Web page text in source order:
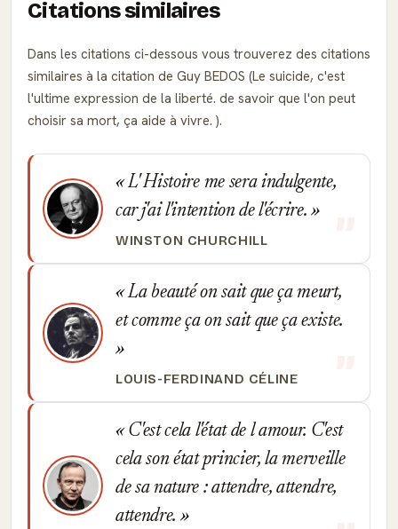
Citations similaires
Dans les citations ci-dessous vous trouverez des citations
similaires à la citation de Guy BEDOS (Le suicide, c'est
l'ultime expression de la liberté. de savoir que l'on peut
choisir sa mort, ça aide à vivre. ).
L' Histoire me sera indulgente,
car j'ai l'intention de l'écrire.
WINSTON CHURCHILL
La beauté on sait que ça meurt,
et comme ça on sait que ça existe.
LOUIS-FERDINAND CÉLINE
C'est cela l'état de l amour. C'est
cela son état princier, la merveille
de sa nature : attendre, attendre,
attendre.